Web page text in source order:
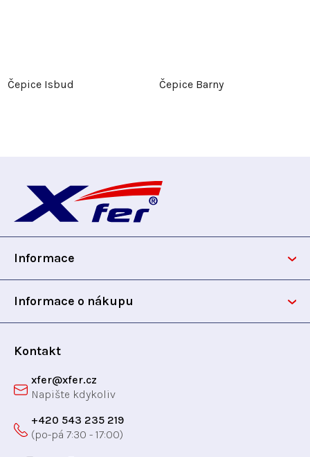
Čepice Isbud Čepice Barny
p
Informace
Informace o nákupu
Kontakt
xfer@xfer.cz
+420 543 235 219